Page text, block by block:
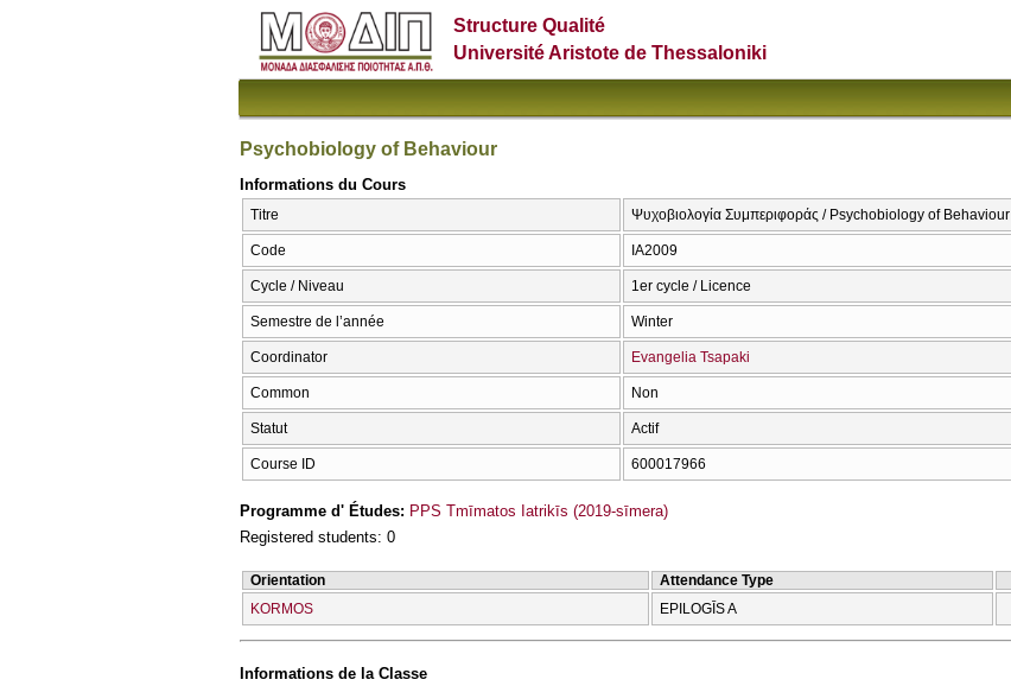
Structure Qualité
Université Aristote de Thessaloniki
Psychobiology of Behaviour
Informations du Cours
Titre Ψυχοβιολογία Συμπεριφοράς / Psychobiology of Behaviour
Code ΙΑ2009
Cycle / Niveau 1er cycle / Licence
Semestre de l’année Winter
Coordinator Evangelia Tsapaki
Common Non
Statut Actif
Course ID 600017966
Programme d' Études: PPS Tmīmatos Iatrikīs (2019-sīmera)
Registered students: 0
Orientation Attendance Type
KORMOS
EPILOGĪS A
Informations de la Classe